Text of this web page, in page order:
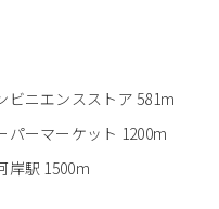
ビニエンスストア 581m
パーマーケット 1200m
岸駅 1500m